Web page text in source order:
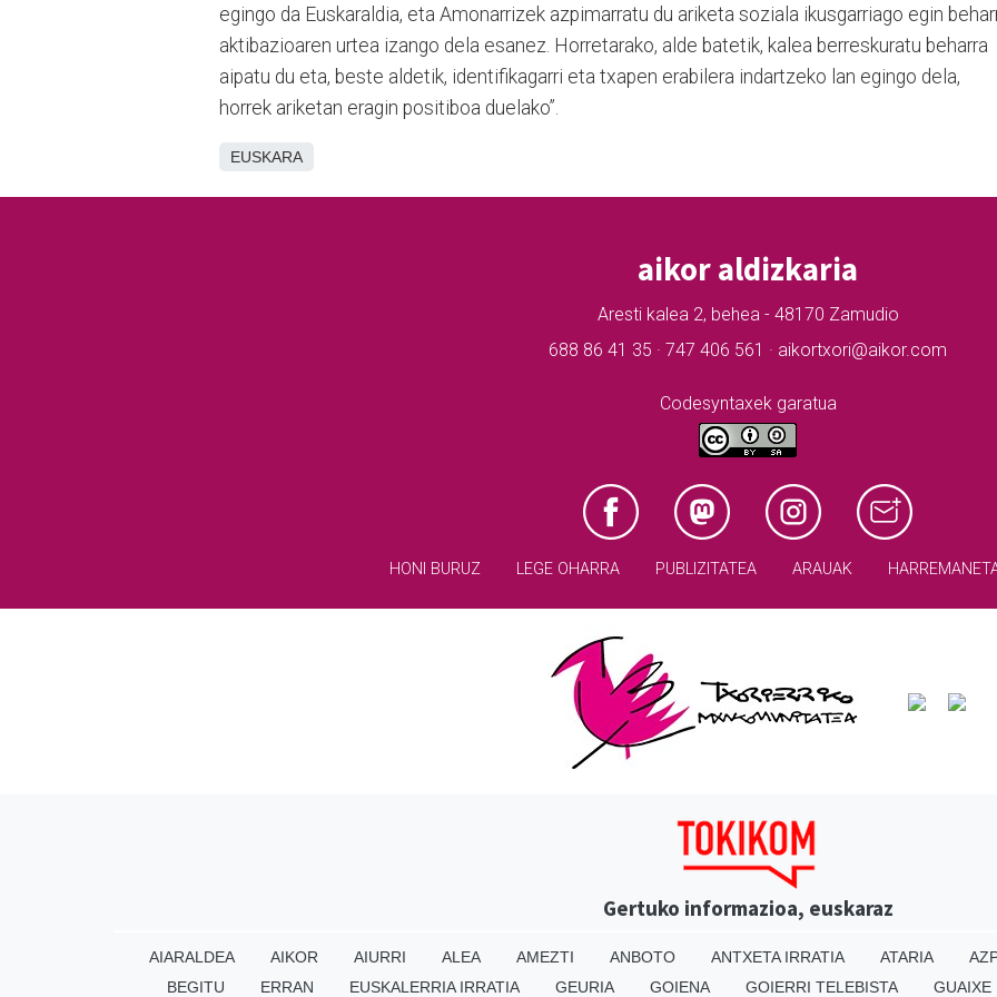
egingo da Euskaraldia, eta Amonarrizek azpimarratu du ariketa soziala ikusgarriago egin
aktibazioaren urtea izango dela esanez. Horretarako, alde batetik, kalea berreskuratu beharra
aipatu du eta, beste aldetik, identifikagarri eta txapen erabilera indartzeko lan egingo dela,
horrek ariketan eragin positiboa duelako”.
EUSKARA
aikor aldizkaria
Aresti kalea 2, behea - 48170 Zamudio
688 86 41 35 · 747 406 561 · aikortxori@aikor.com
Codesyntaxek garatua
HONI BURUZ LEGE OHARRA PUBLIZITATEA ARAUAK
Gertuko informazioa, euskaraz
AIARALDEA AIKOR AIURRI ALEA AMEZTI ANBOTO ANTXETA IRRATIA ATARIA
BEGITU
ERRAN EUSKALERRIA IRRATIA GEURIA GOIENA GOIERRI TELEBISTA GUAIXE